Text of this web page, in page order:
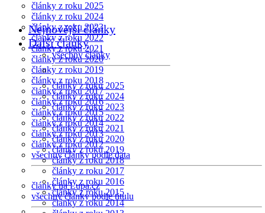
články z roku 2025
články z roku 2024
články z roku 2023
články z roku 2022
články z roku 2021
články z roku 2020
články z roku 2019
články z roku 2018
články z roku 2017
články z roku 2016
články z roku 2015
články z roku 2014
články z roku 2013
články z roku 2012
všechny články podle data
články na Lupa.cz
všechny články podle titulu
Nejnovější články
Další články
všechny články
články z roku 2025
články z roku 2024
články z roku 2023
články z roku 2022
články z roku 2021
články z roku 2020
články z roku 2019
články z roku 2018
články z roku 2017
články z roku 2016
články z roku 2015
články z roku 2014